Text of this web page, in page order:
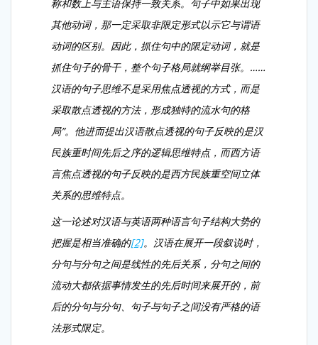
称和数上与主语保持一致关系。句子中如果出现
其他动词，那一定采取非限定形式以示它与谓语
动词的区别。因此，抓住句中的限定动词，就是
抓住句子的骨干，整个句子格局就纲举目张。……
汉语的句子思维不是采用焦点透视的方式，而是
采取散点透视的方法，形成独特的流水句的格
局”。他进而提出汉语散点透视的句子反映的是汉
民族重时间先后之序的逻辑思维特点，而西方语
言焦点透视的句子反映的是西方民族重空间立体
关系的思维特点。
这一论述对汉语与英语两种语言句子结构大势的
把握是相当准确的[2]。汉语在展开一段叙说时，
分句与分句之间是线性的先后关系，分句之间的
流动大都依据事情发生的先后时间来展开的，前
后的分句与分句、句子与句子之间没有严格的语
法形式限定。